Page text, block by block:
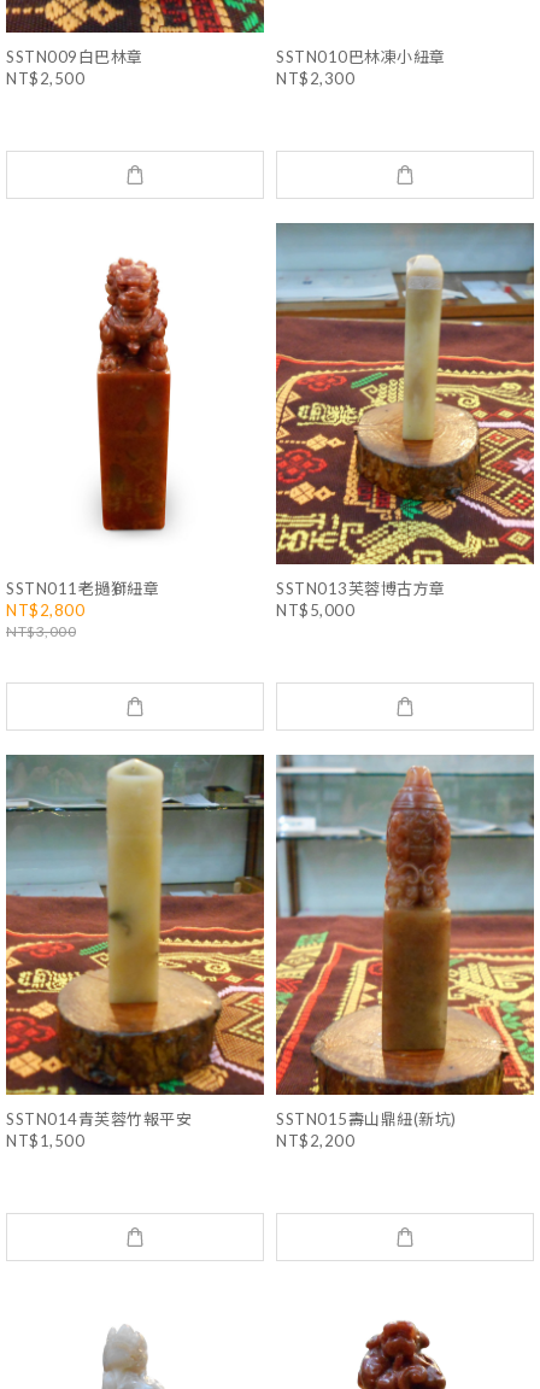
SSTN009白巴林章
NT$2,500
SSTN010巴林凍小紐章
NT$2,300
SSTN011老撾獅紐章
NT$2,800
NT$3,000
SSTN013芙蓉博古方章
NT$5,000
SSTN014青芙蓉竹報平安
NT$1,500
SSTN015壽山鼎紐(新坑)
NT$2,200